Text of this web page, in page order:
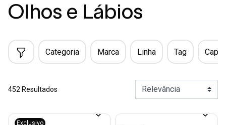
Olhos e Lábios
Categoria Marca Linha Tag
452 Resultados
Exclusivo